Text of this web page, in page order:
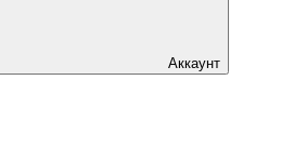
Аккаунт